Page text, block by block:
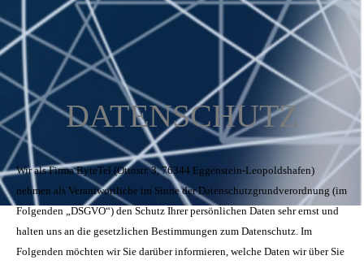
DATENSCHUTZ
Wir als Firma ByteTel (Ottostr. 3, 76344 Eggenstein-Leopoldshafen)
nehmen als Verantwortliche im Sinne der Datenschutzgrundverordnung (im
Folgenden „DSGVO“) den Schutz Ihrer persönlichen Daten sehr ernst und
halten uns an die gesetzlichen Bestimmungen zum Datenschutz. Im
Folgenden möchten wir Sie darüber informieren, welche Daten wir über Sie